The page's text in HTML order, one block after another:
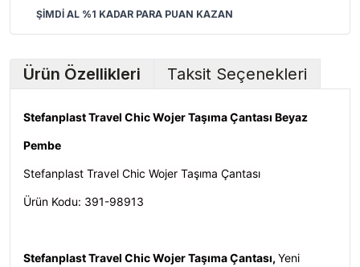
ŞİMDİ AL %1 KADAR PARA PUAN KAZAN
Ürün Özellikleri Taksit Seçenekleri
Stefanplast Travel Chic Wojer Taşıma Çantası Beyaz
Pembe
Stefanplast Travel Chic Wojer Taşıma Çantası
Ürün Kodu: 391-98913
Stefanplast Travel Chic Wojer Taşıma Çantası, Yeni